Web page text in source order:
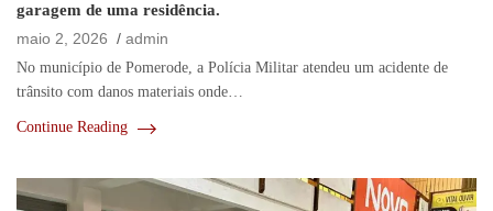
garagem de uma residência.
maio 2, 2026
admin
No município de Pomerode, a Polícia Militar atendeu um acidente de
trânsito com danos materiais onde…
Continue Reading